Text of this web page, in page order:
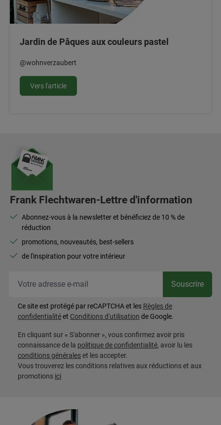
Jardin de Pâques aux couleurs pastel
@wohnverzaubert
Vers l'article
Frank Flechtwaren-Lettre d'information
Abonnez-vous à la newsletter et bénéficiez de 10 % de
réduction
promotions, nouveautés, best-sellers
de l'inspiration pour votre intérieur
Souscrire
Ce site est protégé par reCAPTCHA et les Règles de
confidentialitéet Conditions d'utilisation de Google.
En cliquant sur « S'abonner », vous confirmez avoir pris
connaissance de la politique de confidentialité, avoir lu les
conditions généraleset les accepter.
Vous trouverez les conditions relatives aux réductions et aux
promotions ici